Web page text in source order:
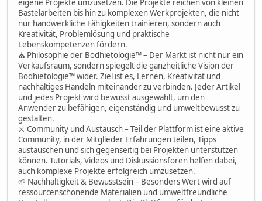
eigene Projekte umzusetzen. Die Projekte reichen von kleinen
Bastelarbeiten bis hin zu komplexen Werkprojekten, die nicht
nur handwerkliche Fähigkeiten trainieren, sondern auch
Kreativität, Problemlösung und praktische
Lebenskompetenzen fördern.
⛪ Philosophie der Bodhietologie™ – Der Markt ist nicht nur ein
Verkaufsraum, sondern spiegelt die ganzheitliche Vision der
Bodhietologie™ wider. Ziel ist es, Lernen, Kreativität und
nachhaltiges Handeln miteinander zu verbinden. Jeder Artikel
und jedes Projekt wird bewusst ausgewählt, um den
Anwender zu befähigen, eigenständig und umweltbewusst zu
gestalten.
⚔ Community und Austausch – Teil der Plattform ist eine aktive
Community, in der Mitglieder Erfahrungen teilen, Tipps
austauschen und sich gegenseitig bei Projekten unterstützen
können. Tutorials, Videos und Diskussionsforen helfen dabei,
auch komplexe Projekte erfolgreich umzusetzen.
🌱 Nachhaltigkeit & Bewusstsein – Besonders Wert wird auf
ressourcenschonende Materialien und umweltfreundliche